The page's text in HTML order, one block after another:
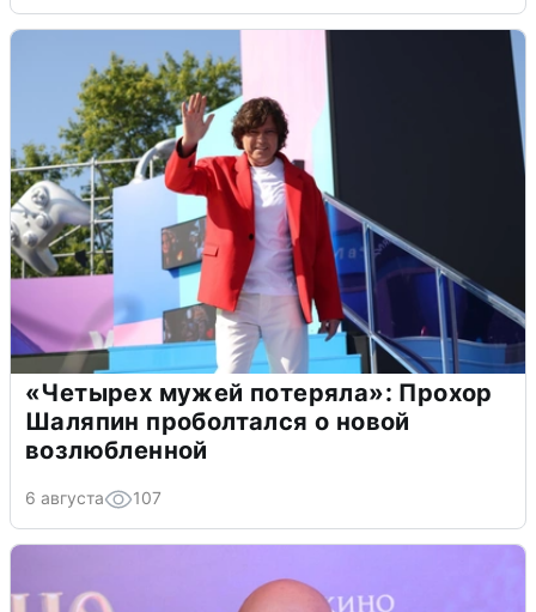
«Четырех мужей потеряла»: Прохор
Шаляпин проболтался о новой
возлюбленной
6 августа 107